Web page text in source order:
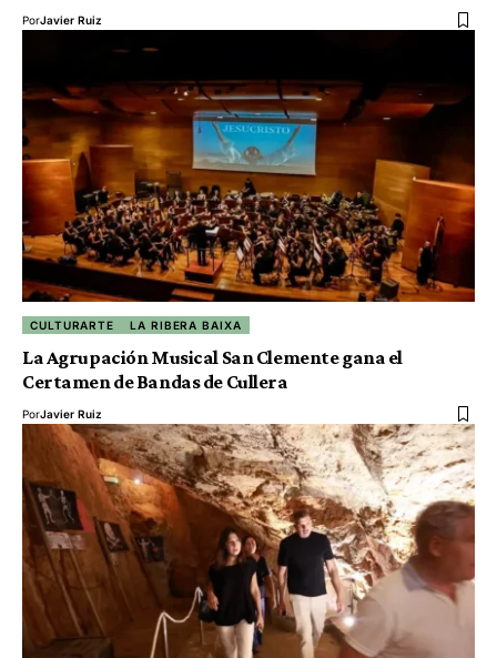
PorJavier Ruiz
CULTURARTE LA RIBERA BAIXA
La Agrupación Musical San Clemente gana el
Certamen de Bandas de Cullera
PorJavier Ruiz